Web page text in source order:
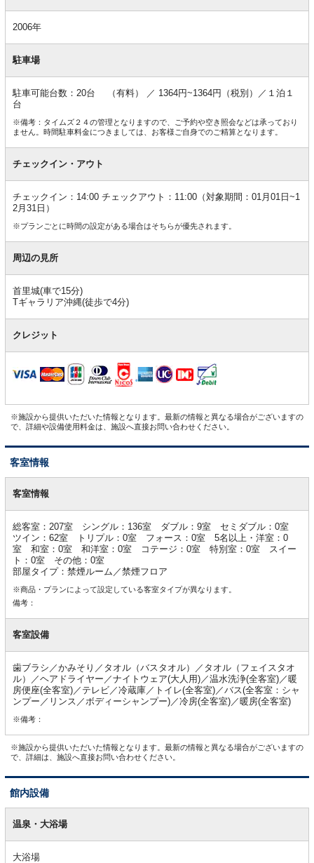
2006年
駐車場
駐車可能台数：20台 （有料） ／ 1364円~1364円（税別）／１泊１
台
※備考：タイムズ２４の管理となりますので、ご予約や空き照会などは承っており
ません。時間駐車料金につきましては、お客様ご自身でのご精算となります。
チェックイン・アウト
チェックイン：14:00 チェックアウト：11:00（対象期間：01月01日~1
2月31日）
※プランごとに時間の設定がある場合はそちらが優先されます。
周辺の見所
首里城(車で15分)
Tギャラリア沖縄(徒歩で4分)
クレジット
※施設から提供いただいた情報となります。最新の情報と異なる場合がございますの
で、詳細や設備使用料金は、施設へ直接お問い合わせください。
客室情報
室客室情報
総客室：207室 シングル：136室 ダブル：9室 セミダブル：0室
ツイン：62室 トリプル：0室 フォース：0室 5名以上・洋室：0
室 和室：0室 和洋室：0室 コテージ：0室 特別室：0室 スイー
ト：0室 その他：0室
部屋タイプ：禁煙ルーム／禁煙フロア
※商品・プランによって設定している客室タイプが異なります。
備考：
客室設備
歯ブラシ／かみそり／タオル（バスタオル）／タオル（フェイスタオ
ル）／ヘアドライヤー／ナイトウェア(大人用)／温水洗浄(全客室)／暖
房便座(全客室)／テレビ／冷蔵庫／トイレ(全客室)／バス(全客室：シャ
ンプー／リンス／ボディーシャンプー)／冷房(全客室)／暖房(全客室)
※備考：
※施設から提供いただいた情報となります。最新の情報と異なる場合がございますの
で、詳細は、施設へ直接お問い合わせください。
館内設備
内温泉・大浴場
大浴場